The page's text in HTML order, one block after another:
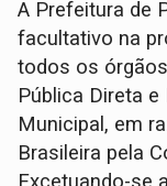
A Prefeitura de
facultativo na
todos os
Pública Direta
Municipal, em
Brasileira pela